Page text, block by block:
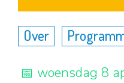
Over
woensdag 8